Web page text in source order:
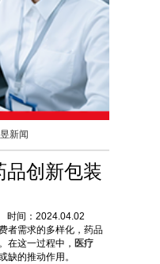
新闻
品创新包装
：2024.04.02
需求的多样化，药品
在这一过程中， 医疗
缺的推动作用。